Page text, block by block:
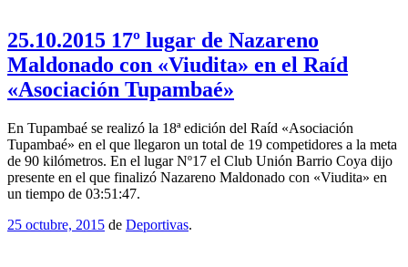
25.10.2015 17º lugar de Nazareno
Maldonado con «Viudita» en el Raíd
«Asociación Tupambaé»
En Tupambaé se realizó la 18ª edición del Raíd «Asociación
Tupambaé» en el que llegaron un total de 19 competidores a la meta
de 90 kilómetros. En el lugar Nº17 el Club Unión Barrio Coya dijo
presente en el que finalizó Nazareno Maldonado con «Viudita» en
un tiempo de 03:51:47.
25 octubre, 2015 de Deportivas.